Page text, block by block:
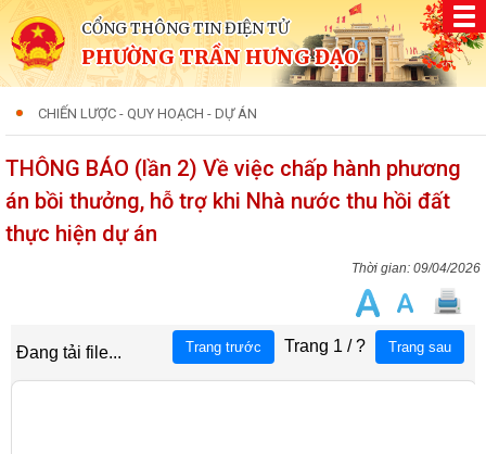
CỔNG THÔNG TIN ĐIỆN TỬ
PHƯỜNG TRẦN HƯNG ĐẠO
CHIẾN LƯỢC - QUY HOẠCH - DỰ ÁN
THÔNG BÁO (lần 2) Về việc chấp hành phương
án bồi thưởng, hỗ trợ khi Nhà nước thu hồi đất
thực hiện dự án
09/04/2026